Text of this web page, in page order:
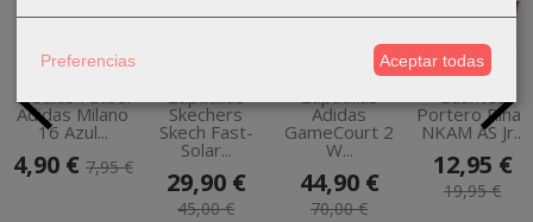
Medias Fútbol
Adidas Milano
16 Azul...
4,90 € 7,95 €
Zapatillas
Skechers
Skech Fast-
Solar...
29,90 €
45,00 €
Zapatillas
Adidas
GameCourt 2
W...
44,90 €
70,00 €
Guantes
Portero Rinat
NKAM AS Jr...
12,95 €
19,95 €
Preferencias Aceptar todas